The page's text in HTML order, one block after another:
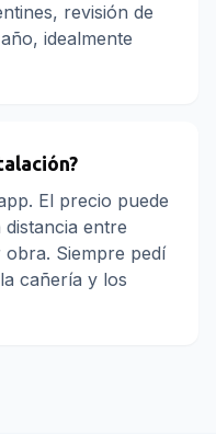
revisión de
idealmente
El precio puede
entre
obra. Siempre pedí
cañería y los